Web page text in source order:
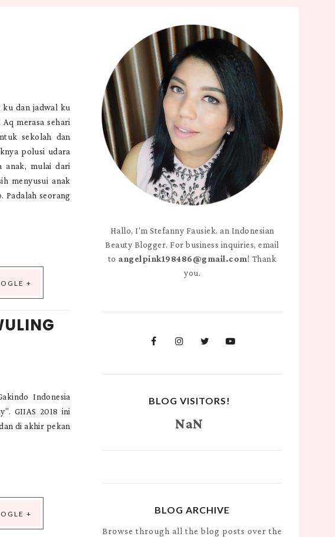
ku dan jadwal ku
merasa sehari
sekolah dan
polusi udara
anak, mulai dari
menyusui anak
Padalah seorang
+
Indonesia
GIIAS 2018 ini
di akhir pekan
+
Hallo, I'm Stefanny Fausiek. an Indonesian
Beauty Blogger. For business inquiries, email
to angelpink198486@gmail.com! Thank
you.
BLOG VISITORS!
NaN
BLOG ARCHIVE
Browse through all the blog posts over the